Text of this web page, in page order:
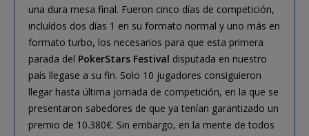
una dura mesa final. Fueron cinco días de competición,
incluídos dos días 1 en su formato normal y uno más en
formato turbo, los necesarios para que esta primera
parada del PokerStars Festival disputada en nuestro
país llegase a su fin. Solo 10 jugadores consiguieron
llegar hasta última jornada de competición, en la que se
presentaron sabedores de que ya tenían garantizado un
premio de 10.380€. Sin embargo, en la mente de todos